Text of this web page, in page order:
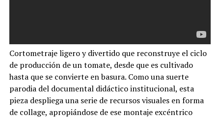
Cortometraje ligero y divertido que reconstruye el ciclo
de producción de un tomate, desde que es cultivado
hasta que se convierte en basura. Como una suerte
parodia del documental didáctico institucional, esta
pieza despliega una serie de recursos visuales en forma
de collage, apropiándose de ese montaje excéntrico